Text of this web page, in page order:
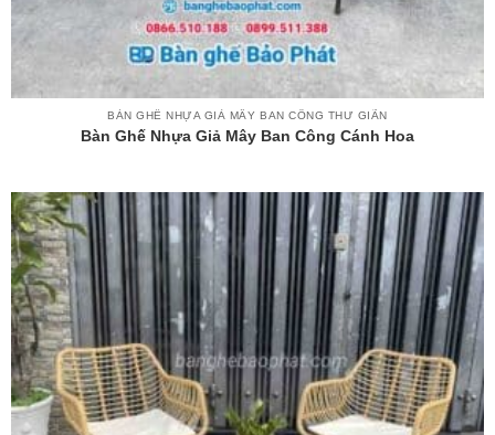
BÀN GHẾ NHỰA GIẢ MÂY BAN CÔNG THƯ GIÃN
Bàn Ghế Nhựa Giả Mây Ban Công Cánh Hoa